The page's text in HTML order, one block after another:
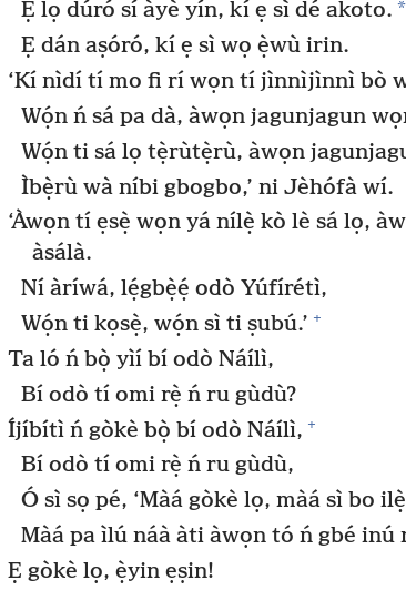
Ẹ lọ dúró sí àyè yín, kí ẹ sì dé akoto. *
Ẹ dán aṣóró, kí ẹ sì wọ ẹ̀wù irin.
‘Kí nìdí tí mo fi rí wọn tí jìnnìjìnnì bò
Wọ́n ń sá pa dà, àwọn jagunjagun
Wọ́n ti sá lọ tẹ̀rùtẹ̀rù, àwọn
Ìbẹ̀rù wà níbi gbogbo,’ ni Jèhófà wí.
‘Àwọn tí ẹsẹ̀ wọn yá nílẹ̀ kò lè sá lọ,
àsálà.
Ní àríwá, lẹ́gbẹ̀ẹ́ odò Yúfírétì,
Wọ́n ti kọsẹ̀, wọ́n sì ti ṣubú.’ +
Ta ló ń bọ̀ yìí bí odò Náílì,
Bí odò tí omi rẹ̀ ń ru gùdù?
Íjíbítì ń gòkè bọ̀ bí odò Náílì, +
Bí odò tí omi rẹ̀ ń ru gùdù,
Ó sì sọ pé, ‘Màá gòkè lọ, màá sì bo
Màá pa ìlú náà àti àwọn tó ń gbé inú
Ẹ gòkè lọ, ẹ̀yin ẹṣin!